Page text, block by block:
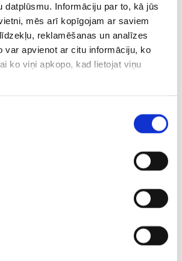
datplūsmu. Informāciju par to, kā jūs
mēs arī kopīgojam ar saviem
reklamēšanas un analīzes
var apvienot ar citu informāciju, ko
ko viņi apkopo, kad lietojat viņu
Veselības problēmas
vai briesmīgs
sniegums?
Ostapenko
nepabeidz spēli
Arevalo
arī ASV